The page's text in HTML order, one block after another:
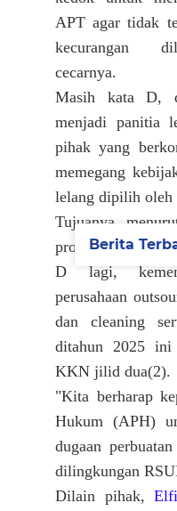
APT agar tidak
kecurangan
cecarnya.
Masih kata D,
menjadi panitia
pihak yang
memegang
lelang dipilih
Tujuanya
profesional
D lagi,
perusahaan
dan cleaning
ditahun 2025 ini
KKN jilid dua(2).
"Kita berharap
Hukum (APH)
dugaan
dilingkungan
Dilain pihak,
Berita